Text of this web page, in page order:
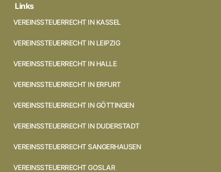
Links
VEREINSSTEUERRECHT IN KASSEL
VEREINSSTEUERRECHT IN LEIPZIG
VEREINSSTEUERRECHT IN HALLE
VEREINSSTEUERRECHT IN ERFURT
VEREINSSTEUERRECHT IN GÖTTINGEN
VEREINSSTEUERRECHT IN DUDERSTADT
VEREINSSTEUERRECHT SANGERHAUSEN
VEREINSSTEUERRECHT GOSLAR